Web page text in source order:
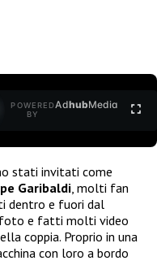
POWERED
BY
AdhubMedia
stati invitati come
Garibaldi , molti fan
dentro e fuori dal
e fatti molti video
coppia. Proprio in una
con loro a bordo